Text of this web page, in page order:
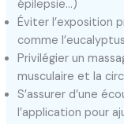
épilepsie…)
Éviter l’exposition
comme
Privilégier un
musculaire et la
S’assurer d’une
l’application pour